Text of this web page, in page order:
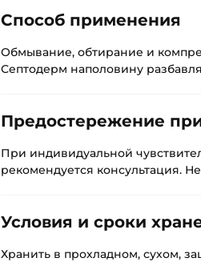
Способ применения
Обмывание, обтирание и
Септодерм наполовину
Предостережение
При индивидуальной
рекомендуется консультация.
Условия и сроки
Хранить в прохладном, сухом,